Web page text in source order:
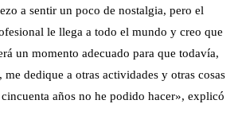
a sentir un poco de nostalgia, pero el
le llega a todo el mundo y creo que
un momento adecuado para que todavía,
dedique a otras actividades y otras cosas
años no he podido hacer», explicó